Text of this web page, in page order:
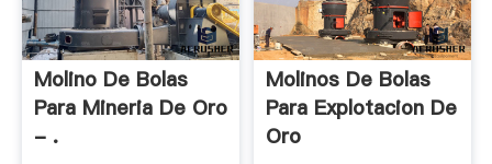
Molino De Bolas
Para Mineria De Oro
- .
Molinos De Bolas
Para Explotacion De
Oro